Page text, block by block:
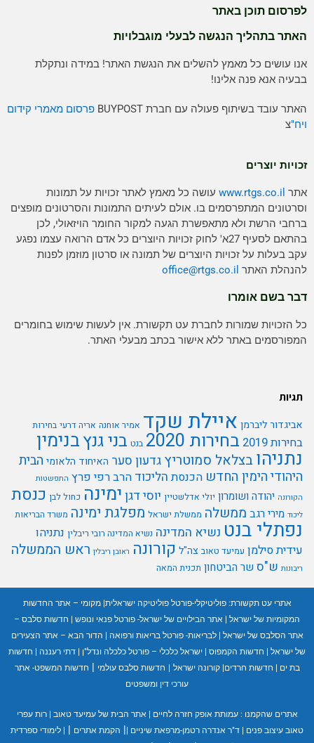
לפרסום תוכן באתר
האתר בתהליך הנגשה לבעלי מוגבלויות
אנו עושים כל מאמץ להשלים את הנגשת האתר! במידה ונתקלת
בבעיה אנא פנה אלינו!
האתר עובד בשיתוף פעולה עם חברת BUYPOST
פרסום מאמרי קידום
ויח"צ
זכויות יוצרים
אתר www.rtgs.co.il עושה כל מאמץ לאתר זכויות על תמונות
וסרטונים המתפרסמים בו. אולם לעיתים התמונות והסרטונים מופצים
ברחבי הרשת ולא מתאפשרת הגעה למקור החומר הויזאולי, לכן
בהתאם לסעיף 27א' לחוק זכויות היוצרים כל אדם הרואה עצמו נפגע
עקב בעלות על זכויות היוצרים של תמונה או סרטון מוזמן לפנות
להנהלת האתר
office@rtgs.co.il
דבר בשם אומרו
כל הזכויות שמורות לחברת עט תקשורת. אין לעשות שימוש בחומרים
המפורסמים באתר ללא אישור בכתב מבעלי האתר.
תגיות
אביגדור ליברמן איילת שקד אמיר אוחנה אריה דרעי בחירות
בחירות 2019 בחירות 2020 בנט בני גנץבנימין
נתניהובצלאל סמוטריץ גדעון סער האיחוד הלאומי הבית
היהודיהימין החדש הכנסת הליכוד הרב רפי פרץ התפשטות
הקורונה יהודה ושומרון יולי אדלשטיין יוסי דגן ימינה כחול לבן כנסת
ליכוד מירי רגב ממשלה ממשלת ישראל מפלגת ימינה משרד הבריאות
נפתלי בנט נשיא המדינה נשיא המדינה רובי ריבלין נתניהו
עידית סילמן עמיעד טאוב צה"ל קורונה ראובן ריבלין ראש הממשלה
ריבונות ש"ס שר הביטחון תכנית המאה
אתרי עט תקשורת:פוליטיקלי-פורטל פוליטיקה ישראלית |מקומי – אתר החדשות
המקומיות של ישראל
אתר הבילויים של ישראל- פורטל פנאי ונופש
חדשות סלבס –
אתר הסלבס של ישראל |לבריאות- פורטל בריאות ורפואה
הדור הבא – אתר הצעירים
של ישראל
חדשות הקמפוס ישראל כלכלי – פורטל כלכלה ונדל"ן דתי רעננה
חדשות
בת ים
חדשות חרדים |קורונה ישראל חדשות סלבס עולמי | חדשות המשפט- אתר
עורכי דין ומשפטים
אתרים שהקמנו :עמותת אופק חזרה לחיים אתר הבית של עמיעד טאוב |רות עפרי
טאוב עיצוב פנים
ד"ר אנדרה רטמן-מרפאת שיניים | הקמת אתרים |
לימודי ספרדית